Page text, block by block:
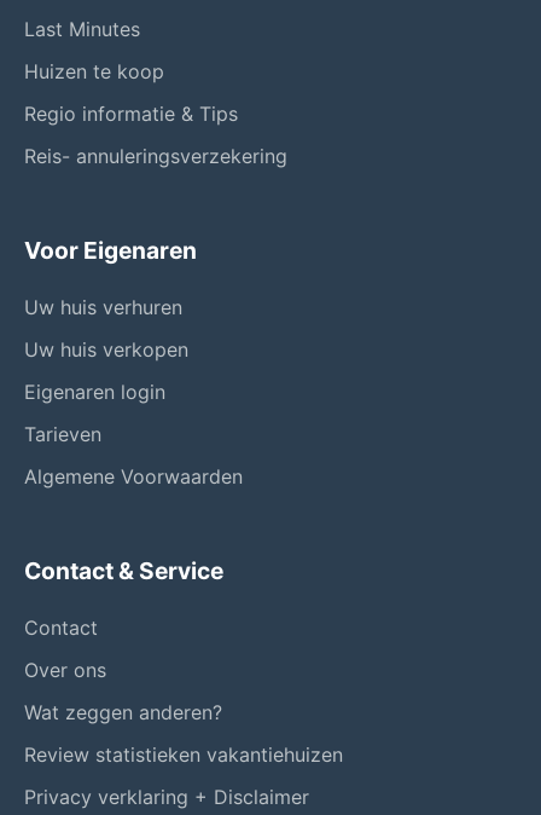
Last Minutes
Huizen te koop
Regio informatie & Tips
Reis- annuleringsverzekering
Voor Eigenaren
Uw huis verhuren
Uw huis verkopen
Eigenaren login
Tarieven
Algemene Voorwaarden
Contact & Service
Contact
Over ons
Wat zeggen anderen?
Review statistieken vakantiehuizen
Privacy verklaring + Disclaimer